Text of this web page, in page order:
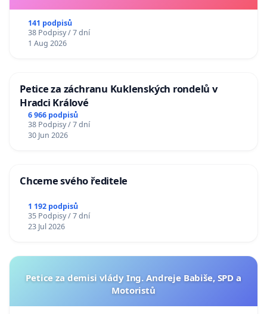
141 podpisů
38 Podpisy / 7 dní
1 Aug 2026
Petice za záchranu Kuklenských rondelů v
Hradci Králové
6 966 podpisů
38 Podpisy / 7 dní
30 Jun 2026
Chceme svého ředitele
1 192 podpisů
35 Podpisy / 7 dní
23 Jul 2026
Petice za demisi vlády Ing. Andreje Babiše, SPD a
Motoristů